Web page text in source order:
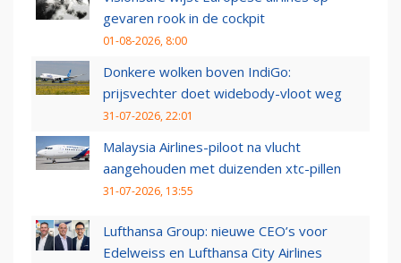
gevaren rook in de cockpit
01-08-2026, 8:00
Donkere wolken boven IndiGo:
prijsvechter doet widebody-vloot weg
31-07-2026, 22:01
Malaysia Airlines-piloot na vlucht
aangehouden met duizenden xtc-pillen
31-07-2026, 13:55
Lufthansa Group: nieuwe CEO’s voor
Edelweiss en Lufthansa City Airlines